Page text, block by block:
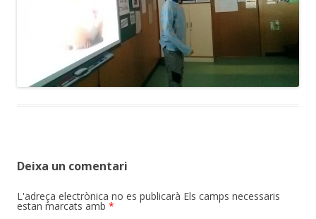
Deixa un comentari
L'adreça electrònica no es publicarà Els camps necessaris
estan marcats amb *